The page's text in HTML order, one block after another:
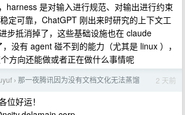
harness 是对输入进行规范、对输出进行约束
定可靠，ChatGPT 刚出来时研究的上下文工
步抵消掉了，这些基础设施也在 claude
没有 agent 碰不到的能力（尤其是 linux ），
方向还能做或者正在做什么事情呢
› 那一夜腾讯因为没有文档文化无法蒸馏 2 天前
位好运！